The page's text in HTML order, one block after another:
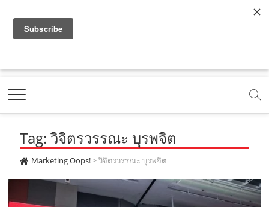
a
e
b
o
o
k
.
c
o
t
b
e
.
c
.
o
e
m
e
t
g
r
a
m
t
k
.
c
o
m
Marketing Oops!
DIGITAL | CREATIVE | ADVERTISING | CAMPAIGN |
Tag: วิจิตรวรรณะ บุรพจิต
Marketing Oops!>วิจิตรวรรณะ บุรพจิต